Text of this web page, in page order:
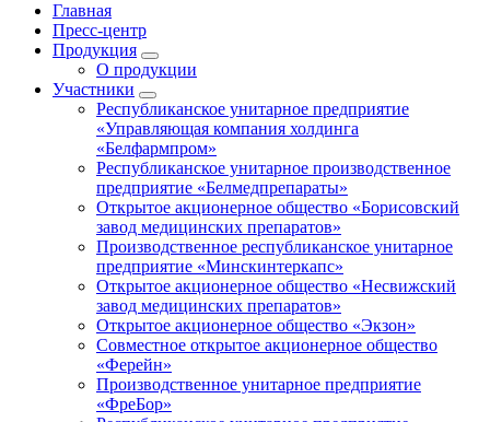
Главная
Пресс-центр
Продукция
О продукции
Участники
Республиканское унитарное предприятие
«Управляющая компания холдинга
«Белфармпром»
Республиканское унитарное производственное
предприятие «Белмедпрепараты»
Открытое акционерное общество «Борисовский
завод медицинских препаратов»
Производственное республиканское унитарное
предприятие «Минскинтеркапс»
Открытое акционерное общество «Несвижский
завод медицинских препаратов»
Открытое акционерное общество «Экзон»
Совместное открытое акционерное общество
«Ферейн»
Производственное унитарное предприятие
«ФреБор»